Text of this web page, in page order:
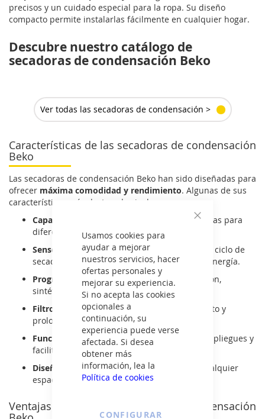
Usamos cookies para
ayudar a mejorar
nuestros servicios, hacer
ofertas personales y
mejorar su experiencia.
Si no acepta las cookies
opcionales a
continuación, su
experiencia puede verse
afectada. Si desea
obtener más
información, lea la
Política de cookies
CONFIGURAR
precisos y un cuidado especial para la ropa. Su diseño
compacto permite instalarlas fácilmente en cualquier hogar.
Descubre nuestro catálogo de
secadoras de condensación Beko
Ver todas las secadoras de condensación >
Características de las secadoras de condensación
Beko
Las secadoras de condensación Beko han sido diseñadas para
ofrecer máxima comodidad y rendimiento. Algunas de sus
características más destacadas incluyen:
Capacidades desde 7 kg hasta 9 kg:
adecuadas para
diferentes necesidades de secado.
Sensores de humedad avanzados:
ajustan el ciclo de
secado para evitar un consumo excesivo de energía.
Programas específicos: opciones para algodón,
sintéticos, lana y secado rápido.
Filtro de fácil acceso:facilita el mantenimiento y
prolonga la vida útil del aparato.
Función antiarrugas: reduce la formación de pliegues y
facilita el planchado.
Diseño compacto y silencioso:
ideal para cualquier
espacio del hogar.
Ventajas de elegir una secadora de condensación